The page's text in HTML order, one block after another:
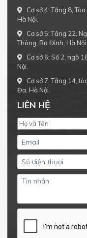
Cơ sở 4: Tầng 8,
Hà Nội.
Cơ sở 5: Tầng 22,
Thông, Ba Đình, Hà Nội.
Cơ sở 6: Số 2, ngõ
Nội.
Cơ sở 7: Tầng 14,
Đa, Hà Nội.
LIÊN HỆ